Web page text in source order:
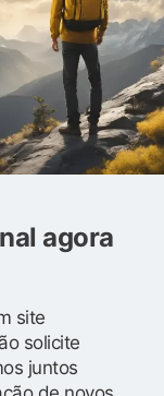
agora
site
solicite
juntos